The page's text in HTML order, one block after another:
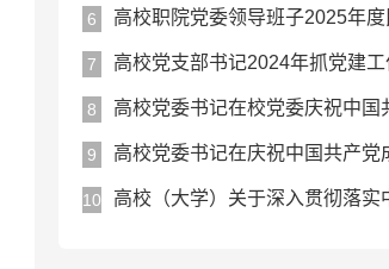
6 高校职院党委领导班子2025年度民主生活会对照检查材
7 高校党支部书记2024年抓党建
8 高校党委书记在校党委庆祝中国共产党成立104周年暨七一
9 高校党委书记在庆祝中国共产党成立104周年
10 高校（大学）关于深入贯彻落实中央八项规定精神学习教